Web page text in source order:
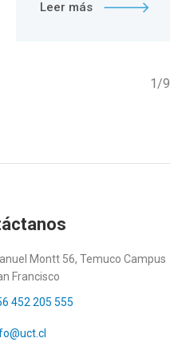
Leer más
1/9
Montt 56, Temuco Campus
Francisco
452 205 555